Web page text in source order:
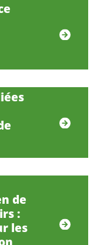
de
:
les